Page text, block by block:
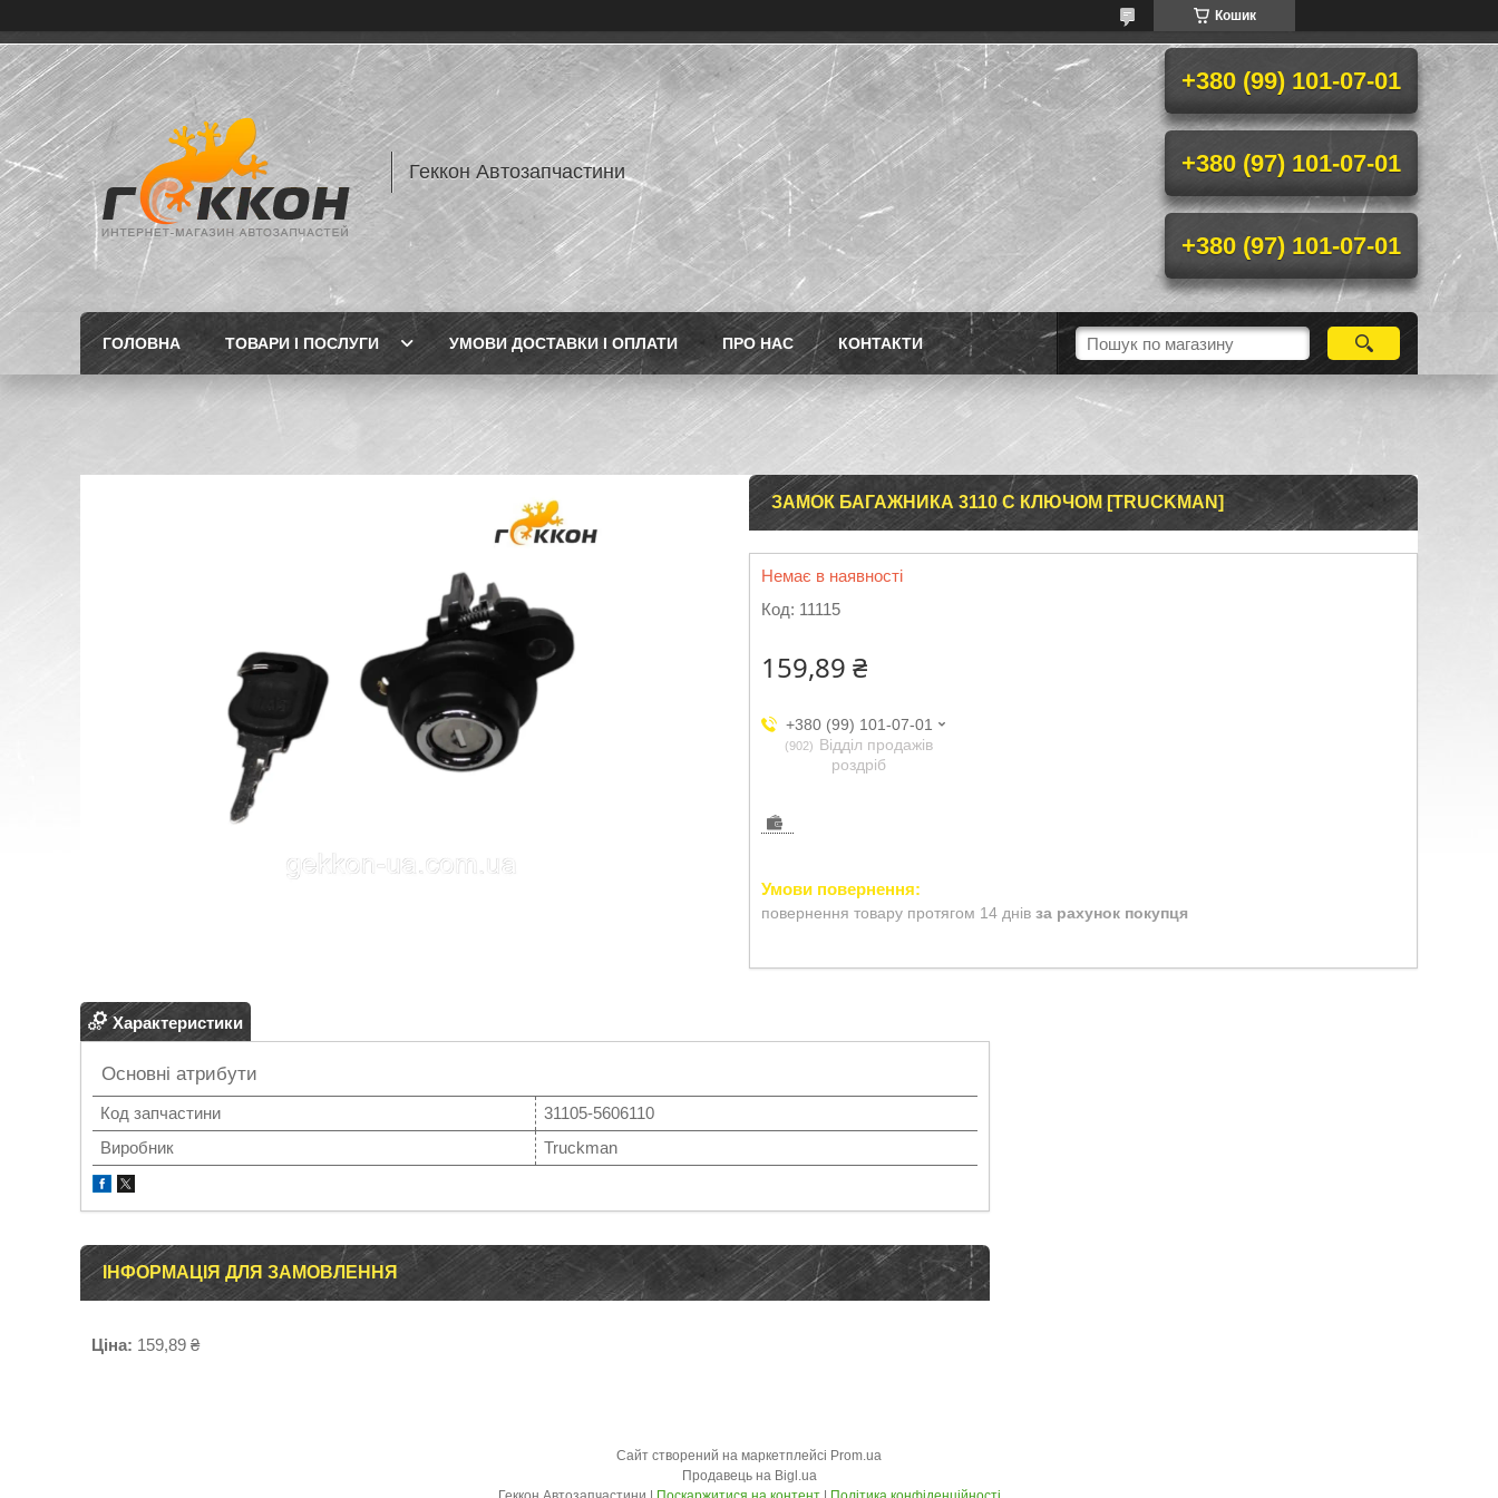
Кошик
Геккон Автозапчастини
+380 (99) 101-07-01
+380 (97) 101-07-01
+380 (97) 101-07-01
ГОЛОВНА ТОВАРИ І ПОСЛУГИ УМОВИ ДОСТАВКИ І ОПЛАТИ ПРО НАС КОНТАКТИ
ЗАМОК БАГАЖНИКА 3110 С КЛЮЧОМ [TRUCKMAN]
Немає в наявності
Код: 11115
159,89 ₴
+380 (99) 101-07-01
902
Відділ продажів
роздріб
повернення товару протягом 14 днів за рахунок покупця
Характеристики
Основні атрибути
Код запчастини
31105-5606110
Виробник
Truckman
ІНФОРМАЦІЯ ДЛЯ ЗАМОВЛЕННЯ
Ціна: 159,89 ₴
Сайт створений на маркетплейсі Prom.ua
Продавець на Bigl.ua